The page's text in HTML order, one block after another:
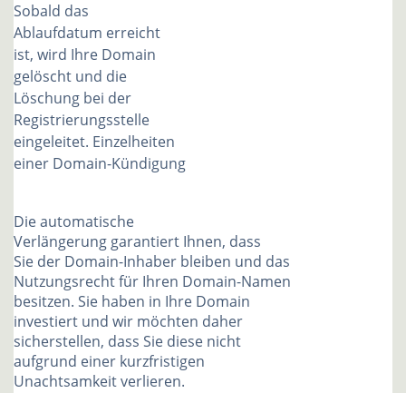
Sobald das
Ablaufdatum erreicht
ist, wird Ihre Domain
gelöscht und die
Löschung bei der
Registrierungsstelle
eingeleitet. Einzelheiten
einer Domain-Kündigung
Die automatische
Verlängerung garantiert Ihnen, dass
Sie der Domain-Inhaber bleiben und das
Nutzungsrecht für Ihren Domain-Namen
besitzen. Sie haben in Ihre Domain
investiert und wir möchten daher
sicherstellen, dass Sie diese nicht
aufgrund einer kurzfristigen
Unachtsamkeit verlieren.